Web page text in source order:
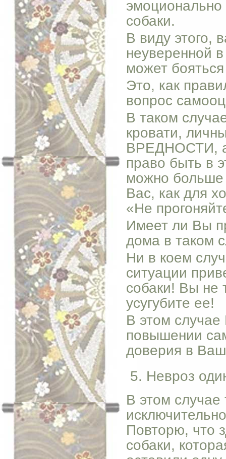
собаки.
В виду этого,
неуверенной
может
Это, как
вопрос
В таком
кровати,
ВРЕДНОСТИ, а
право быть в
можно больше
Вас, как для
«Не
Имеет ли Вы
дома в таком
Ни в коем
ситуации
собаки! Вы не
усугубите ее!
В этом
повышении
доверия в
Невроз
В этом
Повторю, что
собаки,